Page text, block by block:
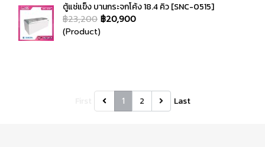
ตู้แช่แข็ง บานกระจกโค้ง 18.4 คิว [SNC-0515]
฿23,200 ฿20,900
(Product)
1 2 Last